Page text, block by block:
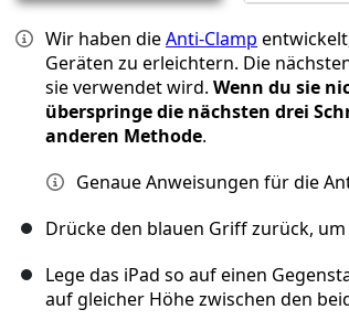
Wir haben dieAnti-Clamp
Geräten zu erleichtern. Die
sie verwendet wird. Wenn du sie
überspringe die nächsten drei
anderen Methode.
Genaue Anweisungen für die
Drücke den blauen Griff zurück,
Lege das iPad so auf einen
auf gleicher Höhe zwischen den